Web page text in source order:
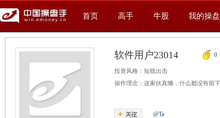
首页 高手 牛股 我的操
软件用户23014 0
投资风格： 短线出击
操作理念： 这家伙真懒，什么都没有留
@Ta